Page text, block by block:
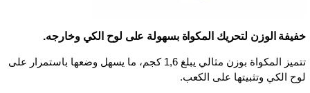
خفيفة الوزن لتحريك المكواة بسهولة على لوح الكي وخارجه.
تتميز المكواة بوزن مثالي يبلغ 1,6 كجم، ما يسهل وضعها باستمرار على
لوح الكي وتثبيتها على الكعب.